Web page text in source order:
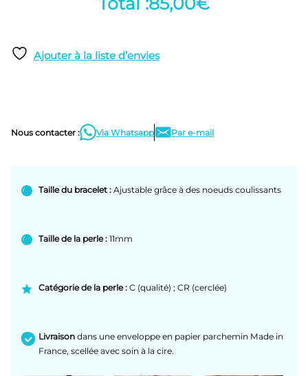
Ajouter à la liste d’envies
Nous contacter : Via Whatsapp Par e-mail
Taille du bracelet : Ajustable grâce à des noeuds coulissants
Taille de la perle : 11mm
Catégorie de la perle : C (qualité) ; CR (cerclée)
Livraison dans une enveloppe en papier parchemin Made in
France, scellée avec soin à la cire.